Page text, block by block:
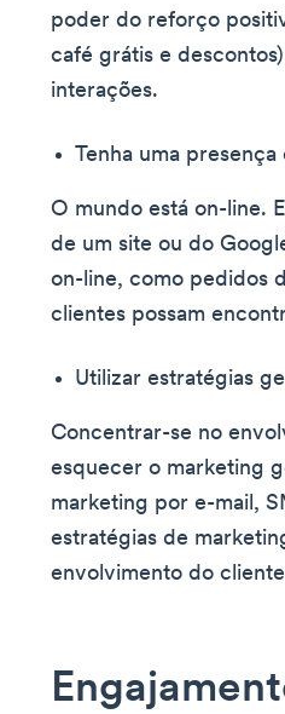
poder do reforço
café grátis e
interações.
Tenha uma
O mundo está on-line.
de um site ou do
on-line, como pedidos
clientes possam
Utilizar estratégias
Concentrar-se no
esquecer o marketing
marketing por e-mail,
estratégias de
envolvimento do